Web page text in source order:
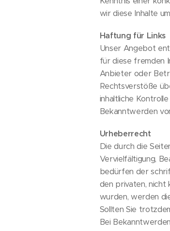
wir diese Inhalte
Haftung für Links
Unser Angebot
für diese fremden
Anbieter oder
Rechtsverstöße
inhaltliche
Bekanntwerden
Urheberrecht
Die durch die
Vervielfältigung,
bedürfen der
den privaten,
wurden, werden
Sollten Sie
Bei